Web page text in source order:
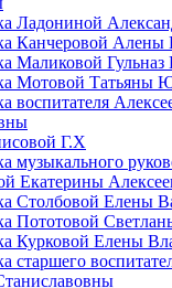
Ладониной
Канчеровой
Маликовой
Мотовой Татьяны
воспитателя
Г.Х
музыкального
Екатерины
Столбовой Елены
Пототовой
Курковой Елены
старшего